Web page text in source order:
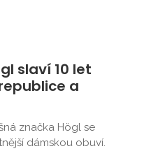
slaví 10 let
a
značka Högl se
dámskou obuví.